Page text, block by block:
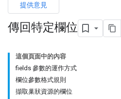
提供意見
傳回特定欄位
這個頁面中的內容
fields 參數的運作方式
欄位參數格式規則
擷取巢狀資源的欄位